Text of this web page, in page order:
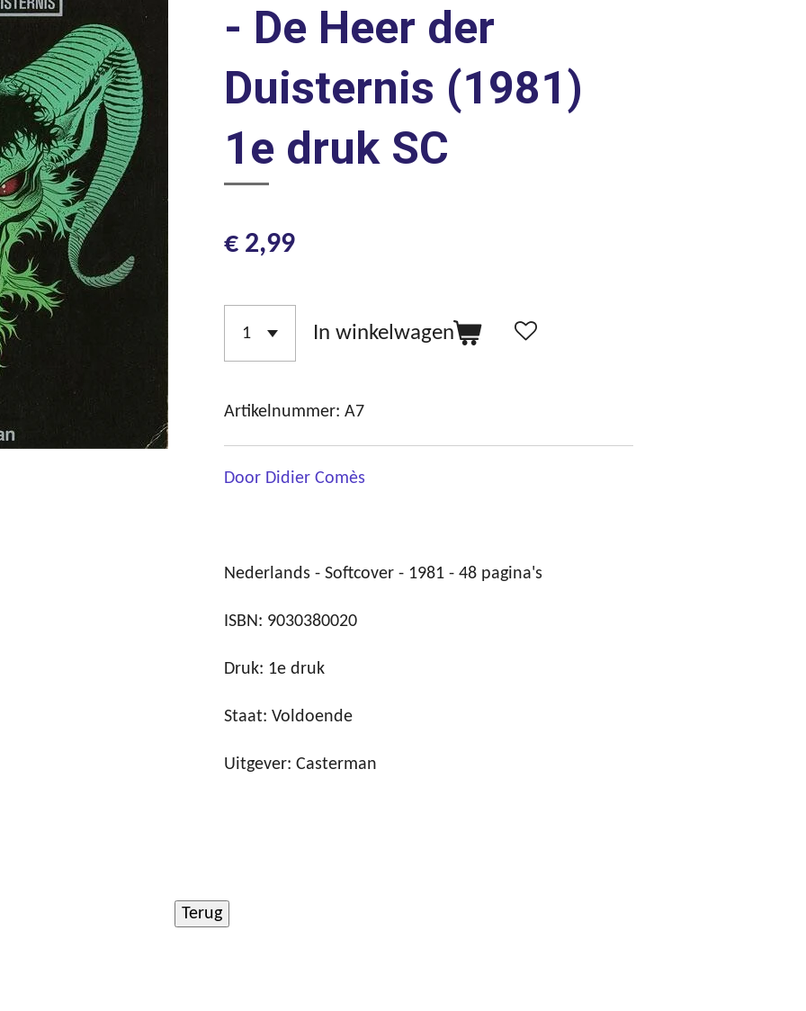
- De Heer der
Duisternis (1981)
1e druk SC
€ 2,99
In winkelwagen
Artikelnummer: A7
Door Didier Comès
Nederlands - Softcover - 1981 - 48 pagina's
ISBN: 9030380020
Druk: 1e druk
Staat: Voldoende
Uitgever: Casterman